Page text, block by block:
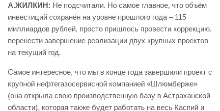
А.ЖИЛКИН: Не подсчитали. Но самое главное, что объём
инвестиций сохранён на уровне прошлого года – 115
миллиардов рублей, просто пришлось провести коррекцию,
перенести завершение реализации двух крупных проектов
на текущий год.
Самое интересное, что мы в конце года завершили проект с
крупной нефтегазосервисной компанией «Шлюмберже»
(она открыла свою производственную базу в Астраханской
области), которая также будет работать на весь Каспий и